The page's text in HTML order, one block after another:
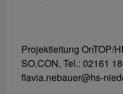
Projektleitung OnTOP/
SO.CON, Tel.: 02161
flavia.nebauer@hs-